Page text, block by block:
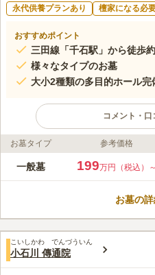
永代供養プランあり 檀家になる必
おすすめポイント
三田線「千石駅」から徒歩
様々なタイプのお墓
大小2種類の多目的ホール完
コメント・口
ライフドット編集部のコメント
都心付近に位置し、歴史
廟」、永代供養の納骨堂
口コミ評価
みんなの評価
40代女性
都会のど真ん中なのに、
お墓タイプ 参考価格
一般墓 199万円（税込）～
お墓の
こいしかわ でんづういん
小石川 傳通院